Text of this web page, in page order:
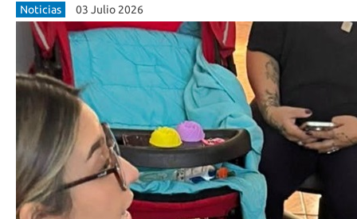
Noticias 03 Julio 2026